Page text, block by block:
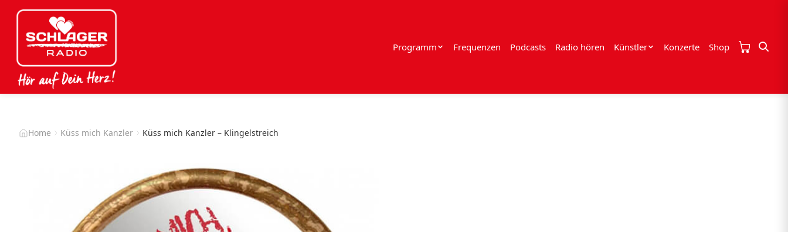
Programm Frequenzen Podcasts Radio hören Künstler Konzerte Shop
Home Küss mich Kanzler Küss mich Kanzler – Klingelstreich